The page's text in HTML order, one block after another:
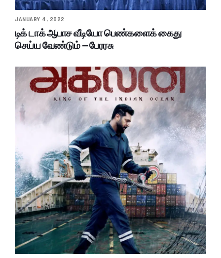
JANUARY 4, 2022
டிக் டாக் ஆபாச வீடியோ பெண்களைக் கைது
செய்ய வேண்டும் – பேரரசு